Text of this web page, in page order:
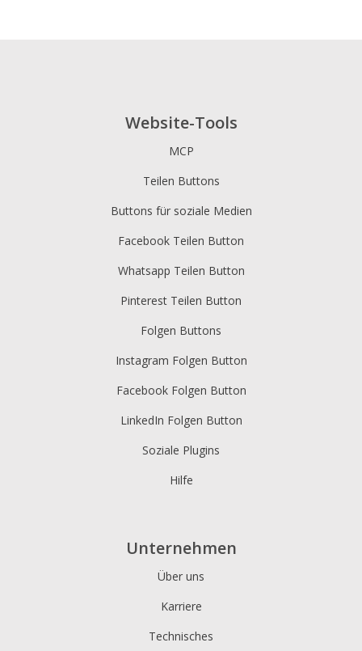
Website-Tools
MCP
Teilen Buttons
Buttons für soziale Medien
Facebook Teilen Button
Whatsapp Teilen Button
Pinterest Teilen Button
Folgen Buttons
Instagram Folgen Button
Facebook Folgen Button
LinkedIn Folgen Button
Soziale Plugins
Hilfe
Unternehmen
Über uns
Karriere
Technisches